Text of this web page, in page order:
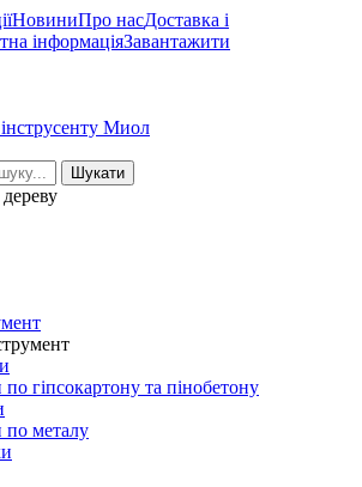
НовиниПро насДоставка і
інформаціяЗавантажити
гіпсокартону та пінобетону
металу